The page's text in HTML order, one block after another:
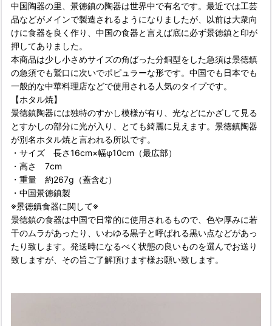
中国陶器の里、景徳鎮の陶器は世界中で有名です。最近では工芸
品などがメインで製造されるようになりましたが、以前は大衆向
けに食器を良く作り、中国の食器と言えば底に必ず景徳鎮と印が
押してありました。
本商品は少し小さめサイズの角ばった分銅型をした急須は景徳鎮
の急須でも鷲口に次いでポピュラーな形です。中国でも日本でも
一般的な中華料理店などで使用される人気のタイプです。
【ホタル焼】
景徳鎮陶器には独特のすかし模様が有り、光などにかざして見る
とすかしの部分に光が入り、とても綺麗に見えます。景徳鎮陶器
が別名ホタル焼と言われる所以です。
・サイズ 長さ16cm×幅φ10cm（最広部）
・高さ 7cm
・重量 約267g（蓋含む）
・中国景徳鎮製
※景徳鎮食器に関して※
景徳鎮の食器は中国で日常的に使用されるもので、色や厚みに若
干のムラがあったり、いわゆる黒子と呼ばれる黒い点などがあっ
たり致します。発送時になるべく状態の良いものを選んでお送り
致しますが、その旨ご了解頂けます様お願い致します。